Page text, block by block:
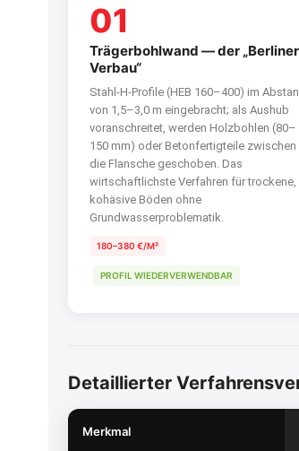
01
Trägerbohlwand — der „Berliner
Verbau“
Stahl-H-Profile (HEB 160–400) im
von 1,5–3,0 m eingebracht; als Aushub
voranschreitet, werden Holzbohlen (80–
150 mm) oder Betonfertigteile zwischen
die Flansche geschoben. Das
wirtschaftlichste Verfahren für trockene,
kohäsive Böden ohne
Grundwasserproblematik.
180–380 €/M²
PROFIL WIEDERVERWENDBAR
Detaillierter
Merkmal